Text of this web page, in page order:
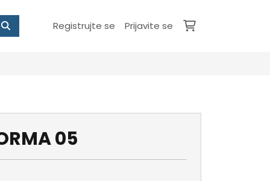
Registrujte se Prijavite se
05